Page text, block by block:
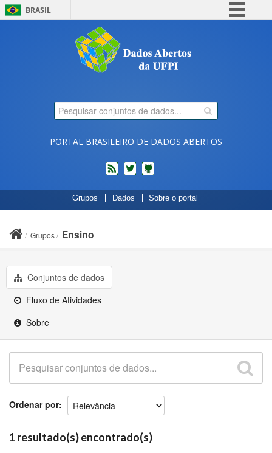
BRASIL
Comunica BR
Participe
Legislação
PORTAL BRASILEIRO DE DADOS ABERTOS
feed twitterCódigos
fonte
de
Grupos Dados Sobre o portal
Grupos Ensino
Conjuntos de dados
Fluxo de Atividades
Sobre
Ordenar por
1 resultado(s) encontrado(s)